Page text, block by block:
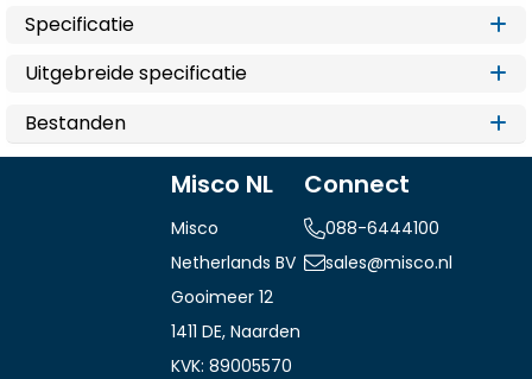
Specificatie
Uitgebreide specificatie
Bestanden
Misco NL
Misco
Netherlands BV
Gooimeer 12
1411 DE, Naarden
KVK: 89005570
Connect
088-6444100
sales@misco.nl